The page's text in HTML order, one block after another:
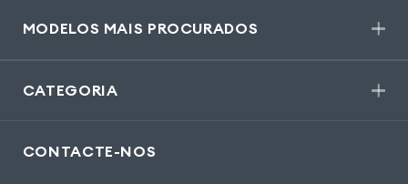
MODELOS MAIS PROCURADOS
CATEGORIA
CONTACTE-NOS